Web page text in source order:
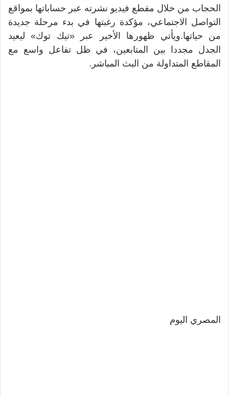
الحجاب من خلال مقطع فيديو نشرته عبر حساباتها بمواقع
التواصل الاجتماعي، مؤكدة رغبتها في بدء مرحلة جديدة
من حياتها.ويأتي ظهورها الأخير عبر «تيك توك» ليعيد
الجدل مجددا بين المتابعين، في ظل تفاعل واسع مع
المقاطع المتداولة من البث المباشر.
المصري اليوم